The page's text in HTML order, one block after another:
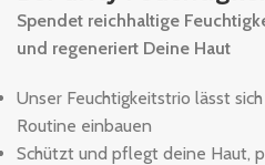
Spendet reichhaltige
und regeneriert Deine Haut
Unser Feuchtigkeitstrio lässt
Routine einbauen
Schützt und pflegt deine Haut,